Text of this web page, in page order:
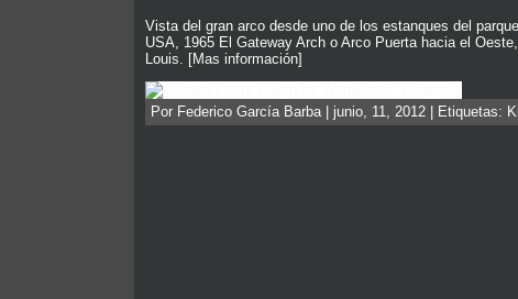
Vista del gran arco desde uno de los estanques del
USA, 1965 El Gateway Arch o Arco Puerta hacia el
Louis. [Mas información]
Por Federico García Barba | junio, 11, 2012 | Etiquetas: